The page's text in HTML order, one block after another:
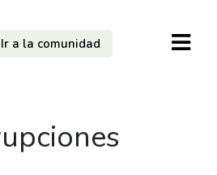
Ir a la comunidad